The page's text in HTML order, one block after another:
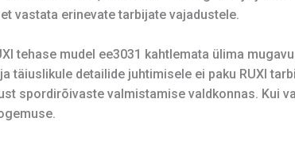
vastata erinevate tarbijate vajadustele.
tehase mudel ee3031 kahtlemata ülima
täiuslikule detailide juhtimisele ei paku RUXI
spordirõivaste valmistamise valdkonnas. Kui